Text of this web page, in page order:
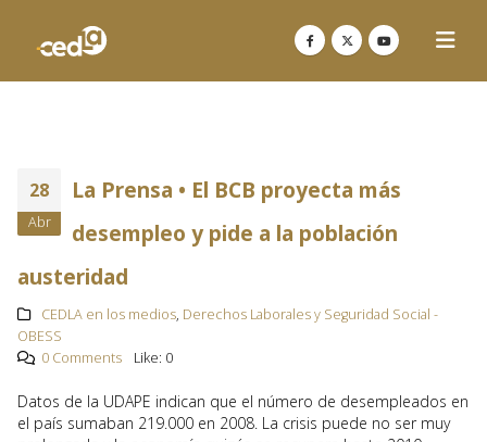
28
Abr
La Prensa • El BCB proyecta más
desempleo y pide a la población
austeridad
CEDLA en los medios, Derechos Laborales y Seguridad Social -
OBESS
0 Comments
Like: 0
Datos de la UDAPE indican que el número de desempleados en
el país sumaban 219.000 en 2008. La crisis puede no ser muy